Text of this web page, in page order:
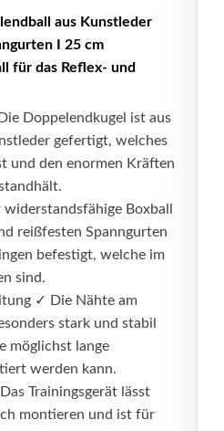
aus Kunstleder
I 25 cm
für das Reflex- und
Doppelendkugel ist aus
gefertigt, welches
und den enormen Kräften
Boxball
reißfesten Spanngurten
befestigt, welche im
sind.
✓ Die Nähte am
stark und stabil
möglichst lange
werden kann.
Trainingsgerät lässt
montieren und ist für